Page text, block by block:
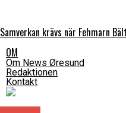
Samverkan krävs när Fehmarn
OM
Om News Øresund
Redaktionen
Kontakt